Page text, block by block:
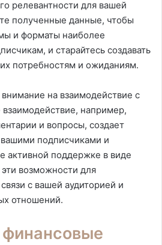
релевантности для вашей
полученные данные, чтобы
и форматы наиболее
и старайтесь создавать
потребностям и ожиданиям.
на взаимодействие с
например,
и вопросы, создает
подписчиками и
активной поддержке в виде
возможности для
с вашей аудиторией и
отношений.